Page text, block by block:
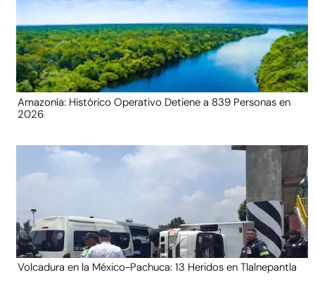
Amazonía: Histórico Operativo Detiene a 839 Personas en
2026
Volcadura en la México-Pachuca: 13 Heridos en Tlalnepantla